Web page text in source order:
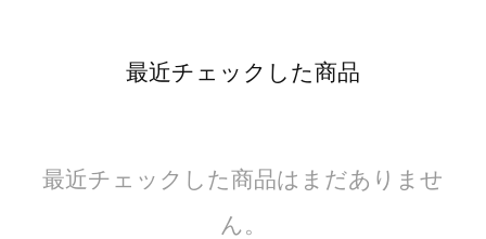
最近チェックした商品
最近チェックした商品はまだありませ
ん。